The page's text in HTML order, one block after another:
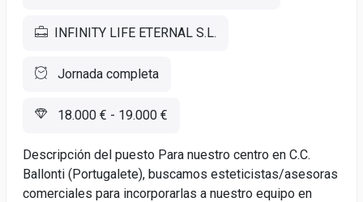
INFINITY LIFE ETERNAL S.L.
Jornada completa
18.000 € - 19.000 €
Descripción del puesto Para nuestro centro en C.C.
Ballonti (Portugalete), buscamos esteticistas/asesoras
comerciales para incorporarlas a nuestro equipo en